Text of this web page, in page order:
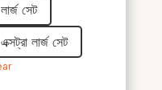
লার্জ সেট
এক্সট্রা লার্জ সেট